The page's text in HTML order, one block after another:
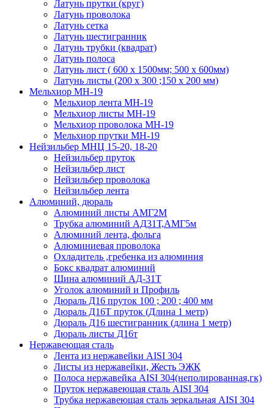
Латунь прутки (круг)
Латунь проволока
Латунь сетка
Латунь шестигранник
Латунь трубки (квадрат)
Латунь полоса
Латунь лист ( 600 х 1500мм; 500 х 600мм)
Латунь листы (200 х 300 ;150 х 200 мм)
Мельхиор МН-19
Мельхиор лента МН-19
Мельхиор листы МН-19
Мельхиор проволока МН-19
Мельхиор прутки МН-19
Нейзильбер МНЦ 15-20, 18-20
Нейзильбер пруток
Нейзильбер лист
Нейзильбер проволока
Нейзильбер лента
Алюминий, дюраль
Алюминий листы АМГ2М
Трубка алюминий АД31Т,АМГ5м
Алюминий лента, фольга
Алюминиевая проволока
Охладитель ,гребенка из алюминия
Бокс квадрат алюминий
Шина алюминий АД-31Т
Уголок алюминий и Профиль
Дюраль Д16 пруток 100 ; 200 ; 400 мм
Дюраль Д16Т пруток (Длина 1 метр)
Дюраль Д16 шестигранник (длина 1 метр)
Дюраль листы Д16т
Нержавеющая сталь
Лента из нержавейки AISI 304
Листы из нержавейки, Жесть ЭЖК
Полоса нержавейка АISI 304(неполированная,гк)
Пруток нержавеющая сталь AISI 304
Трубка нержавеющая сталь зеркальная AISI 304